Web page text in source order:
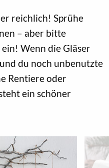
reichlich! Sprühe
– aber bitte
Wenn die Gläser
du noch unbenutzte
Rentiere oder
ein schöner